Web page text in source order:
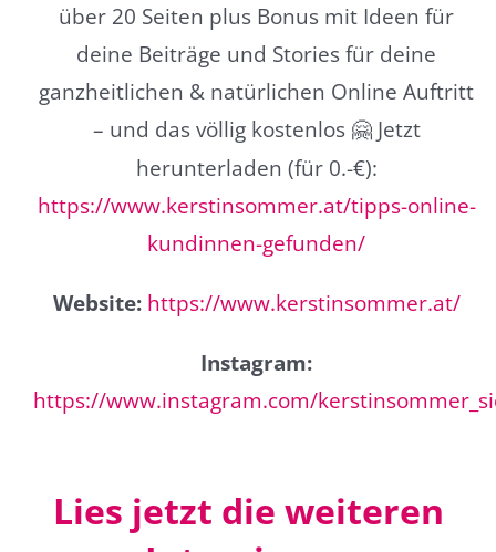
über 20 Seiten plus Bonus mit Ideen für
deine Beiträge und Stories für deine
ganzheitlichen & natürlichen Online Auftritt
– und das völlig kostenlos 🤗Jetzt
herunterladen (für 0.-€):
https://www.kerstinsommer.at/tipps-online-
kundinnen-gefunden/
Website: https://www.kerstinsommer.at/
Instagram:
https://www.instagram.com/
Lies jetzt die weiteren